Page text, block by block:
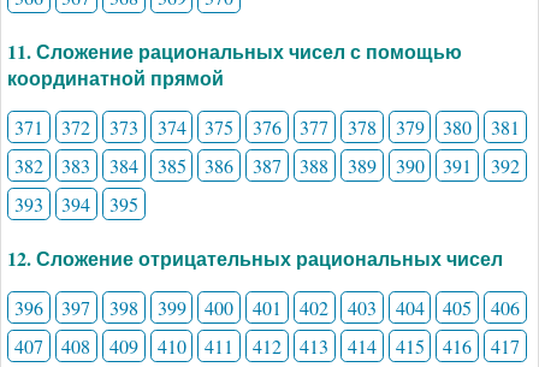
11. Сложение рациональных чисел с помощью
координатной прямой
371 372 373 374 375 376 377 378 379 380
381
382
383 384 385 386 387 388 389 390 391
392
393
394 395
12. Сложение отрицательных рациональных чисел
396 397 398 399 400 401 402 403 404 405
406
407
408 409 410 411 412 413 414 415 416
417